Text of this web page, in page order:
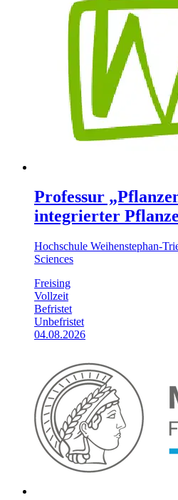
Professur
integrierter
Hochschule Weihenstephan-
Sciences
Freising
Vollzeit
Befristet
Unbefristet
04.08.2026